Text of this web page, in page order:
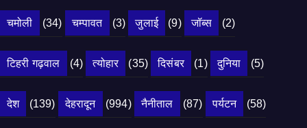
चमोली (34) चम्पावत (3) जुलाई (9) जॉब्स (2)
टिहरी गढ़वाल (4) त्योहार (35) दिसंबर (1) दुनिया (5)
देश (139) देहरादून (994) नैनीताल (87) पर्यटन (58)